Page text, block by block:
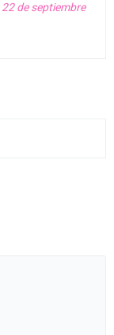
22 de septiembre